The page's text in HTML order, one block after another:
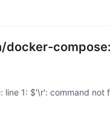
compose:
1: $'\r': command not